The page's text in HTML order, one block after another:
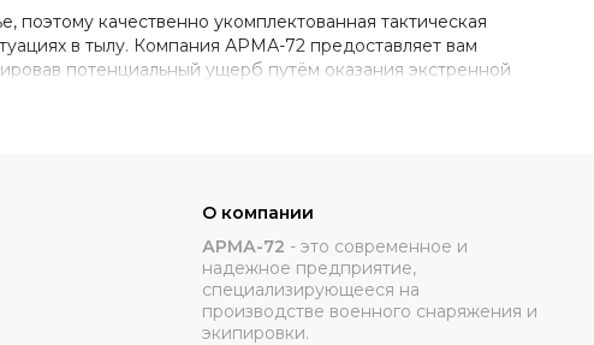
качественно укомплектованная тактическая
в тылу. Компания АРМА-72 предоставляет вам
потенциальный ущерб путём оказания экстренной
представленные на сайте образцы, состав каждого
наш номер +7-958-418-96-47 и общайтесь с нашими
о нюансах и отличиях военных тактических аптечек,
О компании
АРМА-72 - это современное и
надежное предприятие,
специализирующееся на
производстве военного снаряжения и
экипировки.